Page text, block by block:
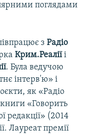
поглядами
з Радiо
Крим.Реаліїі
. Була ведучою
інтерв'ю» і
як «Радіо
книги «Говорить
редакції» (2014
Лауреат премії